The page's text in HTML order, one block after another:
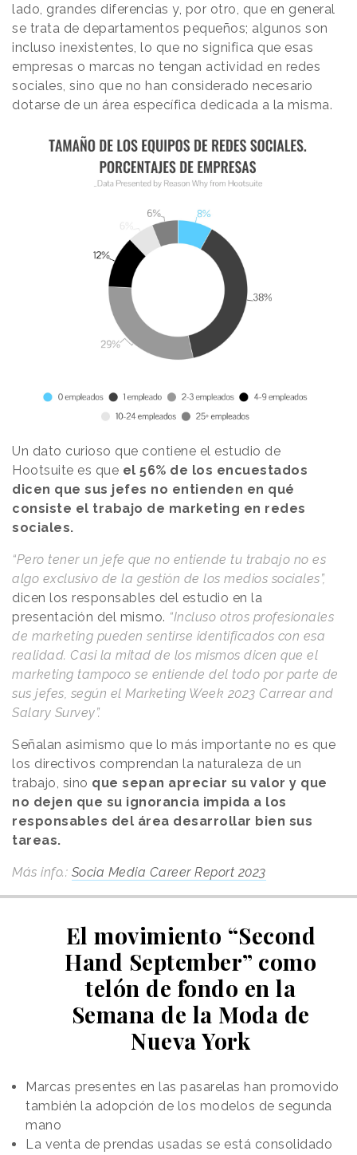
lado, grandes diferencias y, por otro, que en general
se trata de departamentos pequeños; algunos son
incluso inexistentes, lo que no significa que esas
empresas o marcas no tengan actividad en redes
sociales, sino que no han considerado necesario
dotarse de un área específica dedicada a la misma.
Un dato curioso que contiene el estudio de
Hootsuite es que el 56% de los encuestados
dicen que sus jefes no entienden en qué
consiste el trabajo de marketing en redes
sociales.
“Pero tener un jefe que no entiende tu trabajo no es
algo exclusivo de la gestión de los medios sociales”,
dicen los responsables del estudio en la
presentación del mismo. “Incluso otros profesionales
de marketing pueden sentirse identificados con esa
realidad. Casi la mitad de los mismos dicen que el
marketing tampoco se entiende del todo por parte de
sus jefes, según el Marketing Week 2023 Carrear and
Salary Survey”.
Señalan asimismo que lo más importante no es que
los directivos comprendan la naturaleza de un
trabajo, sino que sepan apreciar su valor y que
no dejen que su ignorancia impida a los
responsables del área desarrollar bien sus
tareas.
Más info.: Socia Media Career Report 2023
El movimiento “Second
Hand September” como
telón de fondo en la
Semana de la Moda de
Nueva York
Marcas presentes en las pasarelas han promovido
también la adopción de los modelos de segunda
mano
La venta de prendas usadas se está consolidado